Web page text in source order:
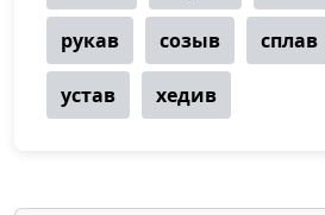
рукав созыв сплав
устав хедив